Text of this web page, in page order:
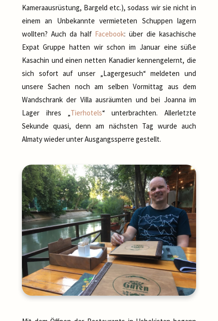
Kameraausrüstung, Bargeld etc.), sodass wir sie nicht in
einem an Unbekannte vermieteten Schuppen lagern
wollten? Auch da half Facebook: über die kasachische
Expat Gruppe hatten wir schon im Januar eine süße
Kasachin und einen netten Kanadier kennengelernt, die
sich sofort auf unser „Lagergesuch“ meldeten und
unsere Sachen noch am selben Vormittag aus dem
Wandschrank der Villa ausräumten und bei Joanna im
Lager ihres „Tierhotels“ unterbrachten. Allerletzte
Sekunde quasi, denn am nächsten Tag wurde auch
Almaty wieder unter Ausgangssperre gestellt.